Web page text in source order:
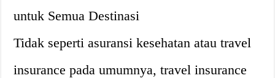
untuk Semua Destinasi
Tidak seperti asuransi kesehatan atau travel
insurance pada umumnya, travel insurance